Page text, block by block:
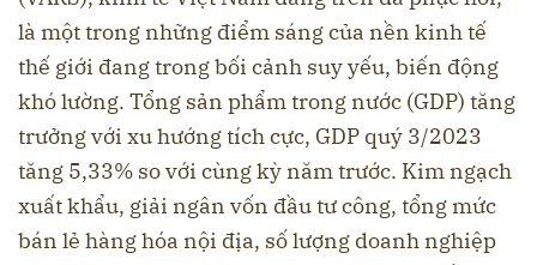
là một trong những điểm sáng của nền kinh tế
thế giới đang trong bối cảnh suy yếu, biến động
khó lường. Tổng sản phẩm trong nước (GDP) tăng
trưởng với xu hướng tích cực, GDP quý 3/2023
tăng 5,33% so với cùng kỳ năm trước. Kim ngạch
xuất khẩu, giải ngân vốn đầu tư công, tổng mức
bán lẻ hàng hóa nội địa, số lượng doanh nghiệp